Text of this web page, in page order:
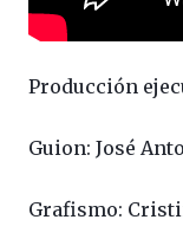
Producción
Guion: José
Grafismo: